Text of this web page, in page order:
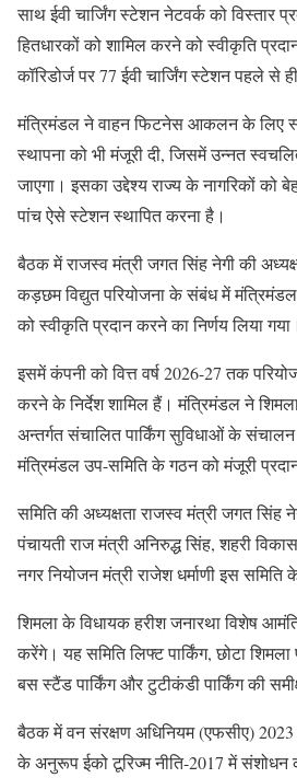
साथ ईवी चार्जिंग स्टेशन नेटवर्क को विस्तार
हितधारकों को शामिल करने को स्वीकृति
कॉरिडोर्ज पर 77 ईवी चार्जिंग स्टेशन पहले से
मंत्रिमंडल ने वाहन फिटनेस आकलन के लिए
स्थापना को भी मंजूरी दी, जिसमें उन्नत
जाएगा। इसका उद्देश्य राज्य के नागरिकों को
पांच ऐसे स्टेशन स्थापित करना है।
बैठक में राजस्व मंत्री जगत सिंह नेगी की
कड़छम विद्युत परियोजना के संबंध में
को स्वीकृति प्रदान करने का निर्णय लिया गया।
इसमें कंपनी को वित्त वर्ष 2026-27 तक
करने के निर्देश शामिल हैं। मंत्रिमंडल ने
अन्तर्गत संचालित पार्किंग सुविधाओं के संचालन
मंत्रिमंडल उप-समिति के गठन को मंजूरी
समिति की अध्यक्षता राजस्व मंत्री जगत सिंह
पंचायती राज मंत्री अनिरुद्ध सिंह, शहरी
नगर नियोजन मंत्री राजेश धर्माणी इस समिति
शिमला के विधायक हरीश जनारथा विशेष
करेंगे। यह समिति लिफ्ट पार्किंग, छोटा शिमला
बस स्टैंड पार्किंग और टुटीकंडी पार्किंग की
बैठक में वन संरक्षण अधिनियम (एफसीए)
के अनुरूप ईको टूरिज्म नीति-2017 में संशोधन